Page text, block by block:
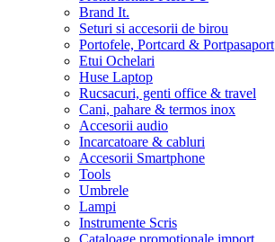
Brand It.
Seturi si accesorii de birou
Portofele, Portcard & Portpasaport
Etui Ochelari
Huse Laptop
Rucsacuri, genti office & travel
Cani, pahare & termos inox
Accesorii audio
Incarcatoare & cabluri
Accesorii Smartphone
Tools
Umbrele
Lampi
Instrumente Scris
Cataloage promoționale import